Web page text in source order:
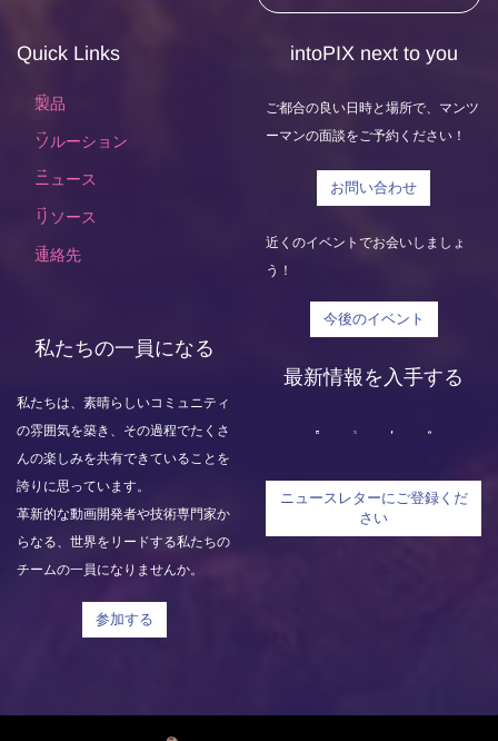
Quick Links
製品
ソルーション
ニュース
リソース
連絡先
intoPIX next to you
ご都合の良い日時と場所で、マンツ
ーマンの面談をご予約ください！
お問い合わせ
近くのイベントでお会いしましょ
う！
今後のイベント
私たちの一員になる
私たちは、素晴らしいコミュニティ
の雰囲気を築き、その過程でたくさ
んの楽しみを共有できていることを
誇りに思っています。
革新的な動画開発者や技術専門家か
らなる、世界をリードする私たちの
チームの一員になりませんか。
参加する
最新情報を入手する
ニュースレターにご登録くだ
さい